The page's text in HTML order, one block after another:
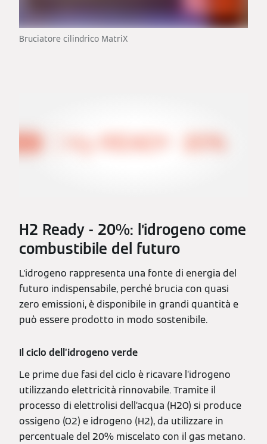
Bruciatore cilindrico MatriX
H2 Ready - 20%: l’idrogeno come
combustibile del futuro
L'idrogeno rappresenta una fonte di energia del
futuro indispensabile, perché brucia con quasi
zero emissioni, è disponibile in grandi quantità e
può essere prodotto in modo sostenibile.
Il ciclo dell’idrogeno verde
Le prime due fasi del ciclo è ricavare l’idrogeno
utilizzando elettricità rinnovabile. Tramite il
processo di elettrolisi dell’acqua (H2O) si produce
ossigeno (O2) e idrogeno (H2), da utilizzare in
percentuale del 20% miscelato con il gas metano.